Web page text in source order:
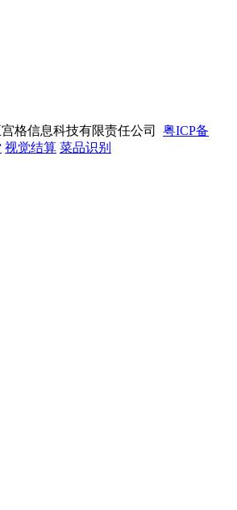
格信息科技有限责任公司 粤ICP备
视觉结算 菜品识别